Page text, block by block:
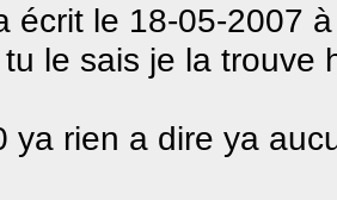
écrit le 18-05-2007
le sais je la trouve
ya rien a dire ya